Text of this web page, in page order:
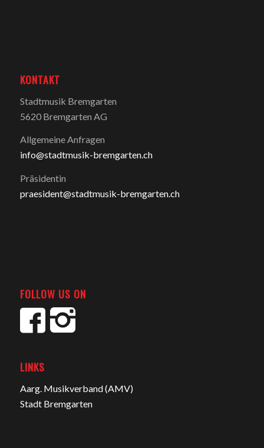
KONTAKT
Stadtmusik Bremgarten
5620 Bremgarten AG
Allgemeine Anfragen
info@stadtmusik-bremgarten.ch
Präsidentin
praesident@stadtmusik-bremgarten.ch
FOLLOW US ON
LINKS
Aarg. Musikverband (AMV)
Stadt Bremgarten